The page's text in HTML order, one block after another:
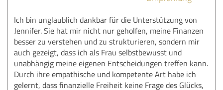
Ich bin unglaublich dankbar für die Unterstützung von
Jennifer. Sie hat mir nicht nur geholfen, meine Finanzen
besser zu verstehen und zu strukturieren, sondern mir
auch gezeigt, dass ich als Frau selbstbewusst und
unabhängig meine eigenen Entscheidungen treffen kann.
Durch ihre empathische und kompetente Art habe ich
gelernt, dass finanzielle Freiheit keine Frage des Glücks,